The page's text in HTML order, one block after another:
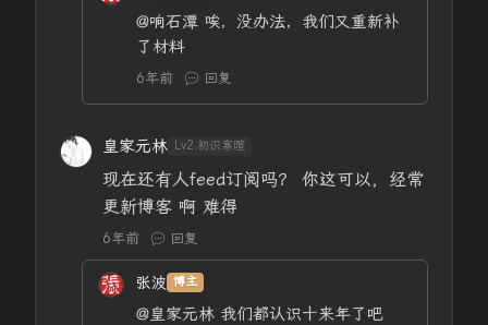
@响石潭 唉，没办法，我们又重新补
了材料
6年前 回复
皇家元林 Lv2.初识寒暄
现在还有人feed订阅吗？ 你这可以，经常
更新博客 啊 难得
6年前 回复
张波 博主
@皇家元林 我们都认识十来年了吧